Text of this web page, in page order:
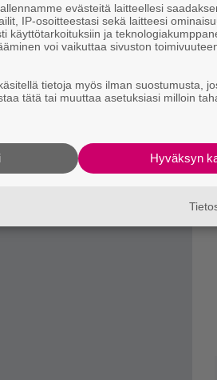
.
puhutaan! Nappaa
tästä.
evästeitä laitteellesi
IP-osoitteestasi sekä laitteesi
käyttötarkoituksiin ja
voi vaikuttaa sivuston
tietoja myös ilman suostumusta,
tätä tai muuttaa asetuksiasi milloin
Hyväksyn